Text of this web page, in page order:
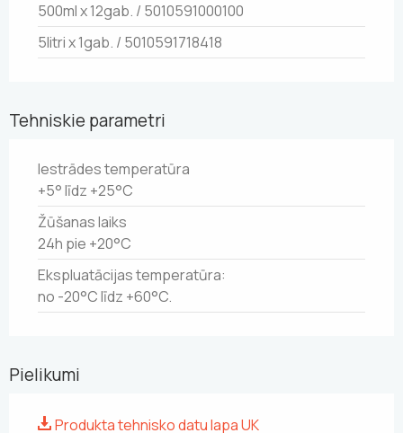
500ml x 12gab. / 5010591000100
5litri x 1gab. / 5010591718418
Tehniskie parametri
Iestrādes temperatūra
+5° līdz +25°C
Žūšanas laiks
24h pie +20°C
Ekspluatācijas temperatūra:
no -20°C līdz +60°C.
Pielikumi
Produkta tehnisko datu lapa UK